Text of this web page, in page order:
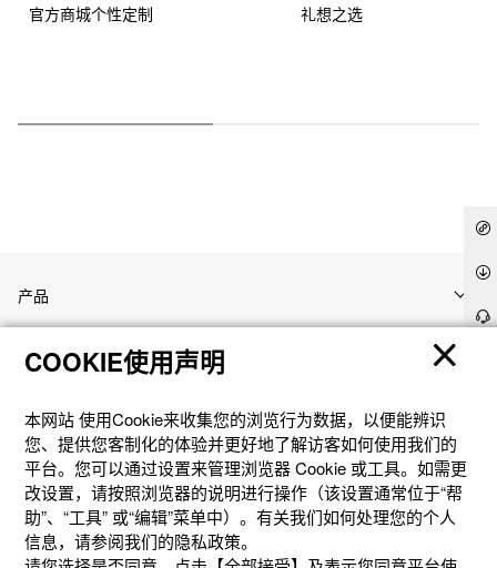
官方商城个性定制 礼想之选
产品
客户支持
资讯
社交媒体
COOKIE使用声明
本网站 使⽤Cookie来收集您的浏览⾏为数据，以便能辨识
您、提供您客制化的体验并更好地了解访客如何使⽤我们的
平台。您可以通过设置来管理浏览器 Cookie 或⼯具。如需更
改设置，请按照浏览器的说明进⾏操作（该设置通常位于“帮
助”、“⼯具” 或“编辑”菜单中）。有关我们如何处理您的个⼈
信息，请参阅我们的隐私政策。